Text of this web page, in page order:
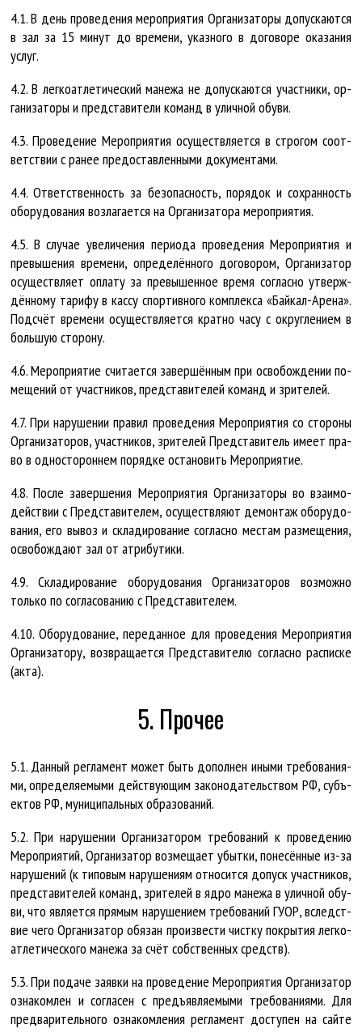
4.1. В день про­ве­де­ния ме­роп­ри­я­тия Ор­га­ни­за­то­ры до­пус­ка­ют­ся
в зал за 15 ми­нут до вре­ме­ни, указ­но­го в до­го­во­ре ока­за­ния
услуг.
4.2. В лег­ко­ат­ле­ти­чес­кий ма­не­жа не до­пус­ка­ют­ся участ­ни­ки, ор­
га­ни­за­то­ры и пред­ста­ви­те­ли ко­манд в улич­ной обу­ви.
4.3. Про­ве­де­ние Ме­роп­ри­я­тия осу­щест­вля­ет­ся в стро­гом со­от­
вет­ст­вии с ра­нее предо­став­лен­ны­ми до­ку­мен­та­ми.
4.4. От­вет­ст­вен­ность за без­опас­ность, по­ря­док и со­хран­ность
обо­ру­до­ва­ния воз­ла­га­ет­ся на Ор­га­ни­за­то­ра ме­роп­ри­я­тия.
4.5. В слу­чае уве­ли­че­ния пе­ри­о­да про­ве­де­ния Ме­роп­ри­я­тия и
пре­вы­ше­ния вре­ме­ни, опре­де­лён­но­го до­го­во­ром, Ор­га­ни­за­тор
осу­щест­вля­ет опла­ту за пре­вы­шен­ное вре­мя со­глас­но утверж­
дён­но­му та­ри­фу в кас­су спор­тив­но­го ком­плек­са «Бай­кал-Аре­на».
Под­счёт вре­ме­ни осу­щест­вля­ет­ся крат­но ча­су с округ­ле­ни­ем в
боль­шую сто­ро­ну.
4.6. Ме­роп­ри­я­тие счи­та­ет­ся за­вер­шён­ным при осво­бож­де­нии по­
ме­ще­ний от участ­ни­ков, пред­ста­ви­те­лей ко­манд и зри­те­лей.
4.7. При на­ру­ше­нии пра­вил про­ве­де­ния Ме­роп­ри­я­тия со сто­ро­ны
Ор­га­ни­за­то­ров, участ­ни­ков, зри­те­лей Пред­ста­ви­тель име­ет пра­
во в од­нос­то­рон­нем по­ряд­ке оста­но­вить Ме­роп­ри­я­тие.
4.8. Пос­ле за­вер­ше­ния Ме­роп­ри­я­тия Ор­га­ни­за­то­ры во вза­и­мо­
дейст­вии с Пред­ста­ви­те­лем, осу­щест­вля­ют де­мон­таж обо­ру­до­
ва­ния, его вы­воз и скла­ди­ро­ва­ние со­глас­но мес­там раз­ме­ще­ния,
осво­бож­да­ют зал от ат­ри­бу­ти­ки.
4.9. Скла­ди­ро­ва­ние обо­ру­до­ва­ния Ор­га­ни­за­то­ров воз­мож­но
толь­ко по со­гла­со­ва­нию с Пред­ста­ви­те­лем.
4.10. Обо­ру­до­ва­ние, пе­ре­дан­ное для про­ве­де­ния Ме­роп­ри­я­тия
Ор­га­ни­за­то­ру, воз­вра­ща­ет­ся Пред­ста­ви­те­лю со­глас­но рас­пис­ке
(ак­та).
5. Прочее
5.1. Дан­ный рег­ла­мент мо­жет быть до­пол­нен ины­ми тре­бо­ва­ни­я­
ми, опре­де­ля­е­мы­ми дейст­ву­ю­щим за­ко­но­да­тельст­вом РФ, субъ­
ек­тов РФ, му­ни­ци­паль­ных об­ра­зо­ва­ний.
5.2. При на­ру­ше­нии Ор­га­ни­за­то­ром тре­бо­ва­ний к про­ве­де­нию
Ме­роп­ри­я­тий, Ор­га­ни­за­тор воз­ме­ща­ет убыт­ки, по­не­сён­ные из-за
на­ру­ше­ний (к ти­по­вым на­ру­ше­ни­ям от­но­сит­ся до­пуск участ­ни­ков,
пред­ста­ви­те­лей ко­манд, зри­те­лей в яд­ро ма­не­жа в улич­ной обу­
ви, что яв­ля­ет­ся пря­мым на­ру­ше­ни­ем тре­бо­ва­ний ГУ­ОР, вследст­
вие че­го Ор­га­ни­за­тор обя­зан про­из­вес­ти чист­ку по­кры­тия лег­ко­
ат­ле­ти­чес­ко­го ма­не­жа за счёт собст­вен­ных средств).
5.3. При по­да­че за­яв­ки на про­ве­де­ние Ме­роп­ри­я­тия Ор­га­ни­за­тор
озна­ком­лен и со­гла­сен с предъ­яв­ля­е­мы­ми тре­бо­ва­ни­я­ми. Для
пред­ва­ри­тель­но­го озна­ком­ле­ния рег­ла­мент до­сту­пен на сай­те